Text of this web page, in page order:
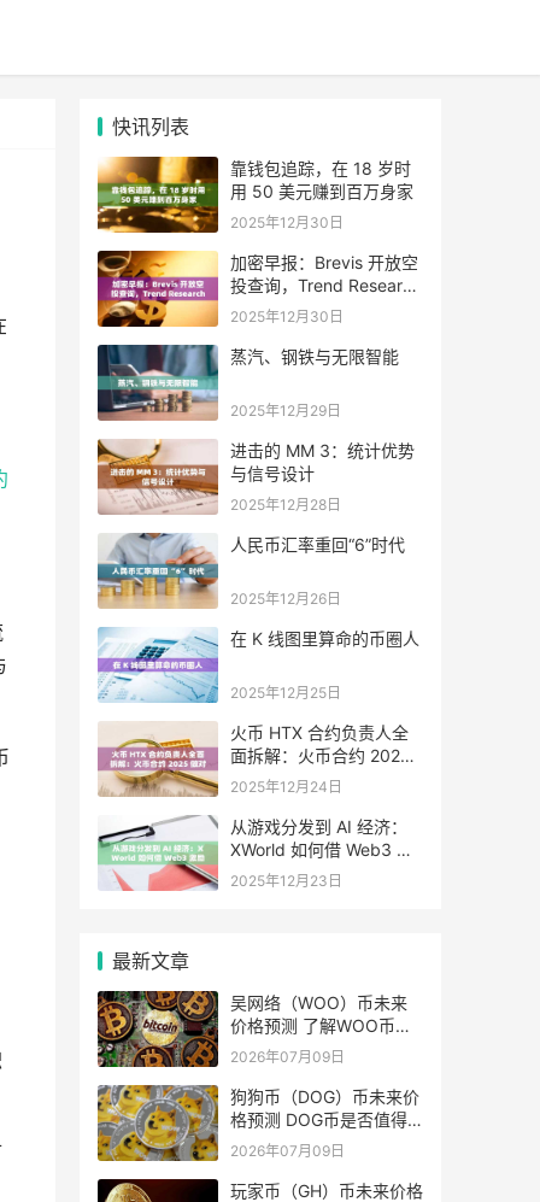
快讯列表
靠钱包追踪，在 18 岁时
用 50 美元赚到百万身家
2025年12月30日
加密早报：Brevis 开放空
投查询，Trend Research
单日增持超 4.6 万枚 ETH
2025年12月30日
蒸汽、钢铁与无限智能
2025年12月29日
进击的 MM 3：统计优势
与信号设计
2025年12月28日
人民币汇率重回“6”时代
2025年12月26日
在 K 线图里算命的币圈人
2025年12月25日
火币 HTX 合约负责人全
面拆解：火币合约 2025
做对了什么，又将走向哪
2025年12月24日
从游戏分发到 AI 经济：
XWorld 如何借 Web3 激
励之力重写价值分配？
2025年12月23日
最新文章
吴网络（WOO）币未来
价格预测 了解WOO币的
潜力与前景如何？
2026年07月09日
狗狗币（DOG）币未来价
格预测 DOG币是否值得
投资？
2026年07月09日
玩家币（GH）币未来价格